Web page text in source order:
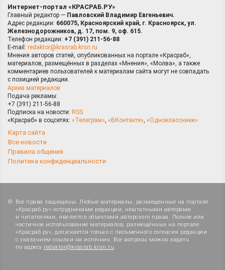
Интернет-портал «КРАСРАБ.РУ»
Главный редактор — Павловский Владимир Евгеньевич.
Адрес редакции: 660075, Красноярский край, г. Красноярск, ул.
Железнодорожников, д. 17, пом. 9, оф. 615.
Телефон редакции: +7 (391) 211-56-88
E-mail: redaktor@krasrab.krsn.ru
Мнения авторов статей, опубликованных на портале «Красраб»,
материалов, размещённых в разделах «Мнения», «Молва», а также
комментариев пользователей к материалам сайта могут не совпадать
с позицией редакции.
Архив материалов
Подача рекламы:
+7 (391) 211-56-88
Подписка на новости: RSS
«Красраб» в соцсетях: «Телеграм», «ВКонтакте», «Одноклассники»
Карта сайта
Все новости
Правила общения
Политика конфиденциальности
Все права защищены. Любые материалы, размещённые на портале
«Красраб.ру» сотрудниками редакции, нештатными авторами
и читателями, являются объектами авторского права. Полное или
частичное использование материалов, размещённых на портале
«Красраб.ру», допускается только с письменного согласия редакции
с указанием ссылки на источник. Все вопросы можно задать
по адресу redaktor@krasrab.krsn.ru.